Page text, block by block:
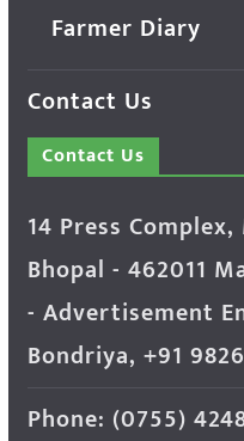
Farmer Diary
Contact Us
Contact Us
14 Press
Bhopal - 462011
- Advertisement
Bondriya, +91
Phone: (0755)